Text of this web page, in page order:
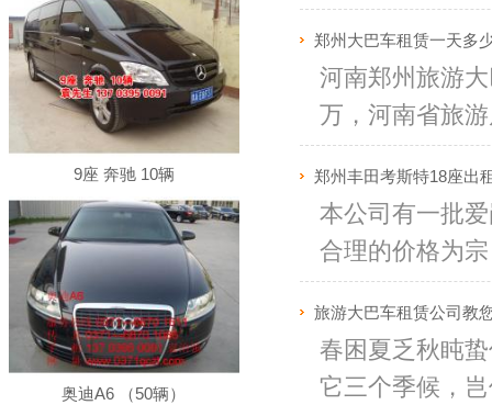
9座 奔驰 10辆
奥迪A6 （50辆）
郑州大巴车租赁一天多
河南郑州旅游
万，河南省旅
郑州丰田考斯特18座出
本公司有一批
合理的价格为
旅游大巴车租赁公司教
春困夏乏秋盹
它三个季候，